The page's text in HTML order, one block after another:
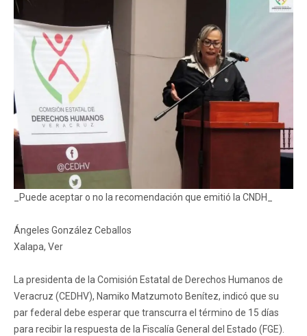
_Puede aceptar o no la recomendación que emitió la CNDH_
Ángeles González Ceballos
Xalapa, Ver
La presidenta de la Comisión Estatal de Derechos Humanos de
Veracruz (CEDHV), Namiko Matzumoto Benítez, indicó que su
par federal debe esperar que transcurra el término de 15 días
para recibir la respuesta de la Fiscalía General del Estado (FGE).